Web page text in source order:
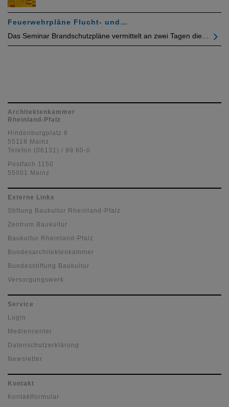
Feuerwehrpläne Flucht- und…
Das Seminar Brandschutzpläne vermittelt an zwei Tagen die…
Architektenkammer
Rheinland-Pfalz
Hindenburgplatz 6
55118 Mainz
Telefon (06131) / 99 60-0
Postfach 1150
55001 Mainz
Externe Links
Stiftung Baukultur Rheinland-Pfalz
Zentrum Baukultur
Baukultur Rheinland-Pfalz
Bundesarchitektenkammer
Bundesstiftung Baukultur
Versorgungswerk
Service
Login
Mediencenter
Datenschutzerklärung
Newsletter
Kontakt
Kontaktformular